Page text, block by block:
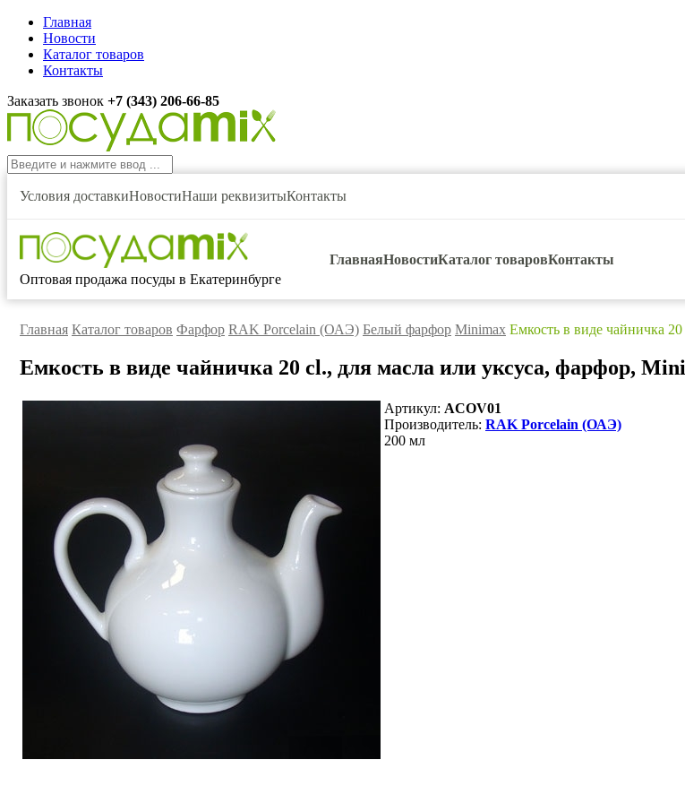
Главная
Новости
Каталог товаров
Контакты
Заказать звонок +7 (343) 206-66-85
Условия доставкиНовостиНаши реквизитыКонтакты
Оптовая продажа посуды в Екатеринбурге
ГлавнаяНовостиКаталог товаровКонтакты
Главная Каталог товаров Фарфор RAK Porcelain (ОАЭ) Белый фарфор Minimax Емкость в виде чайничка
Емкость в виде чайничка 20 cl., для масла или уксуса, фарфор,
Артикул: ACOV01
Производитель: RAK Porcelain (ОАЭ)
200 мл